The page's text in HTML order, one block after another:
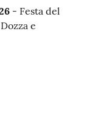
- Festa del
e